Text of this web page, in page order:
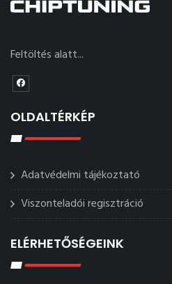
Feltöltés alatt...
OLDALTÉRKÉP
Adatvédelmi tájékoztató
Viszonteladói regisztráció
ELÉRHETŐSÉGEINK